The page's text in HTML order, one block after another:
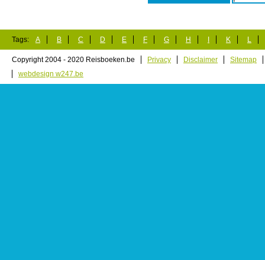
Tags: A B C D E F G H K L
Copyright 2004 - 2020 Reisboeken.be Privacy Disclaimer
Sitemap
webdesign w247.be